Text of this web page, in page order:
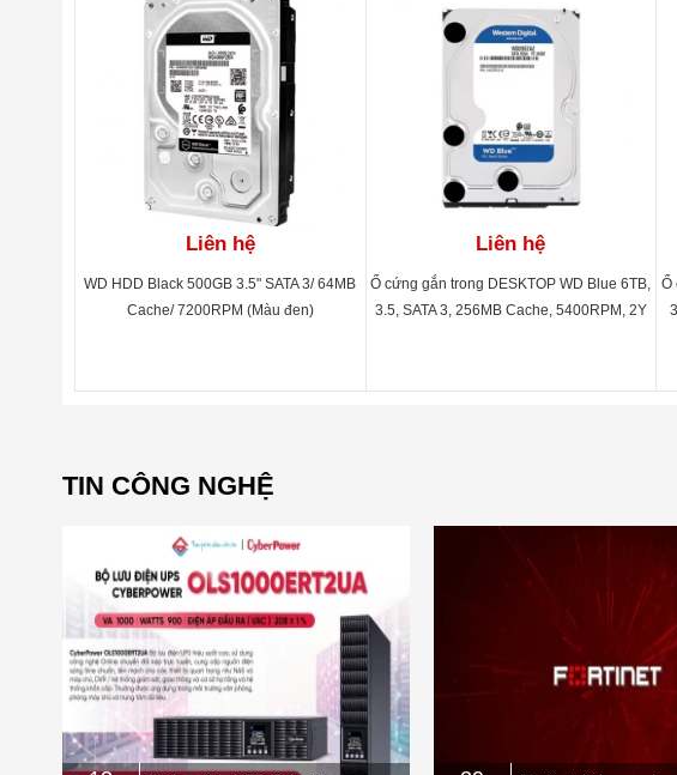
Liên hệ
WD HDD Black 500GB 3.5" SATA 3/ 64MB
Cache/ 7200RPM (Màu đen)
Liên hệ
Ổ cứng gắn trong DESKTOP WD Blue 6TB,
3.5, SATA 3, 256MB Cache, 5400RPM, 2Y
Ổ
TIN CÔNG NGHỆ